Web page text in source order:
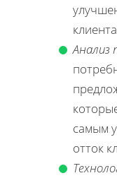
Анализ
самым
отток